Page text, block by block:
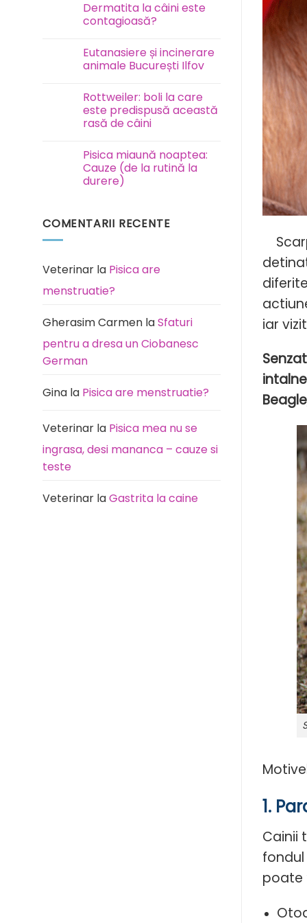
Test
FAVN
la
pisici
Dermatita la câini este
contagioasă?
la
Dermatita
la
contagioasă?
Eutanasiere și incinerare
animale București Ilfov
la
Eutanasiere
și
incinerare
Ilfov
Rottweiler: boli la care
este predispusă această
rasă de câini
la
Rottweiler:
boli
la
această
rasă
Pisica miaună noaptea:
Cauze (de la rutină la
durere)
Pisica
la
rutină
durere)
COMENTARII RECENTE
Veterinar la Pisica are
menstruatie?
Gherasim Carmen laSfaturi
pentru a dresa un Ciobanesc
German
Gina la Pisica are menstruatie?
Veterinar la Pisica mea nu se
ingrasa, desi mananca – cauze si
teste
Veterinar laGastrita la caine
iar
1.
Cainii
poate